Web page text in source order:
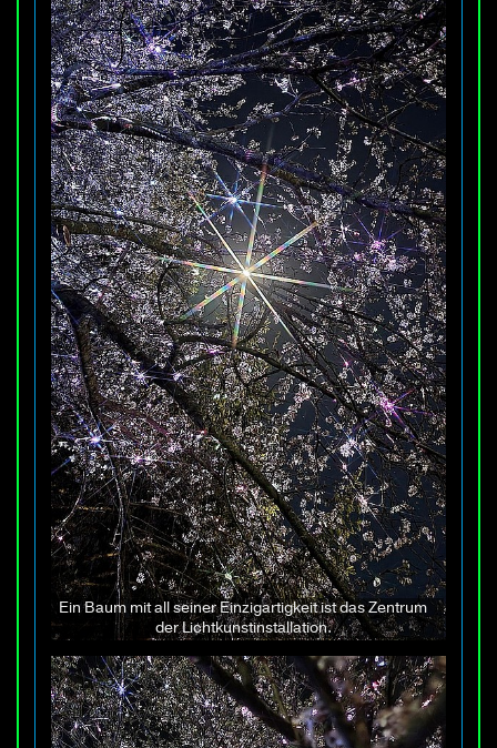
Ein Baum mit all seiner Einzigartigkeit ist das Zentrum
der Lichtkunstinstallation.